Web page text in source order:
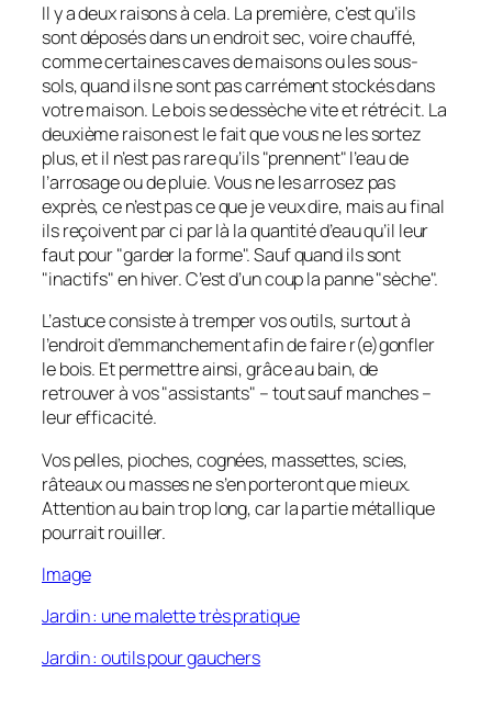
Il y a deux raisons à cela. La première, c’est qu’ils
sont déposés dans un endroit sec, voire chauffé,
comme certaines caves de maisons ou les sous-
sols, quand ils ne sont pas carrément stockés dans
votre maison. Le bois se dessèche vite et rétrécit. La
deuxième raison est le fait que vous ne les sortez
plus, et il n’est pas rare qu’ils "prennent" l’eau de
l’arrosage ou de pluie. Vous ne les arrosez pas
exprès, ce n’est pas ce que je veux dire, mais au final
ils reçoivent par ci par là la quantité d’eau qu’il leur
faut pour "garder la forme". Sauf quand ils sont
"inactifs" en hiver. C’est d’un coup la panne "sèche".
L’astuce consiste à tremper vos outils, surtout à
l’endroit d’emmanchement afin de faire r(e)gonfler
le bois. Et permettre ainsi, grâce au bain, de
retrouver à vos "assistants" – tout sauf manches –
leur efficacité.
Vos pelles, pioches, cognées, massettes, scies,
râteaux ou masses ne s’en porteront que mieux.
Attention au bain trop long, car la partie métallique
pourrait rouiller.
Image
Jardin : une malette très pratique
Jardin : outils pour gauchers